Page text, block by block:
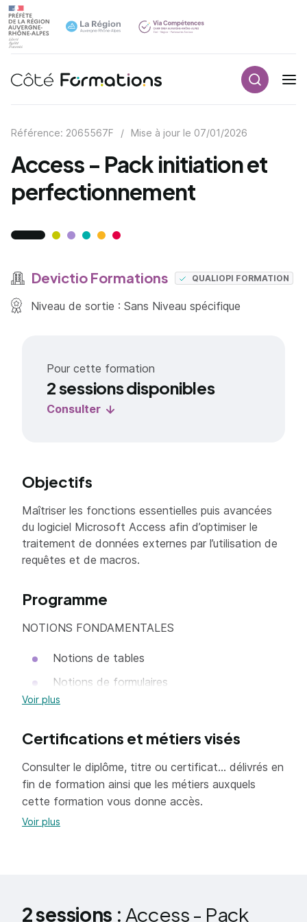
Navigation principale
Référence: 2065567F / Mise à jour le 07/01/2026
Access - Pack initiation et
perfectionnement
Devictio Formations QUALIOPI FORMATION
Niveau de sortie : Sans Niveau spécifique
Pour cette formation
2 sessions disponibles
Consulter
Objectifs
Maîtriser les fonctions essentielles puis avancées
du logiciel Microsoft Access afin d’optimiser le
traitement de données externes par l’utilisation de
requêtes et de macros.
Programme
NOTIONS FONDAMENTALES
Notions de tables
Notions de formulaires
Notions de requêtes
Notions d’états
LES BASES DE DONNÉES
Voir plus
Certifications et métiers visés
Consulter le diplôme, titre ou certificat... délivrés en
fin de formation ainsi que les métiers auxquels
cette formation vous donne accès.
Voir plus
2 sessions :Access - Pack